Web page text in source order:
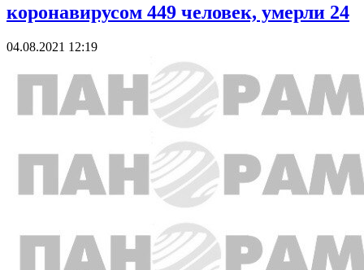
коронавирусом 449 человек, умерли 24
04.08.2021 12:19